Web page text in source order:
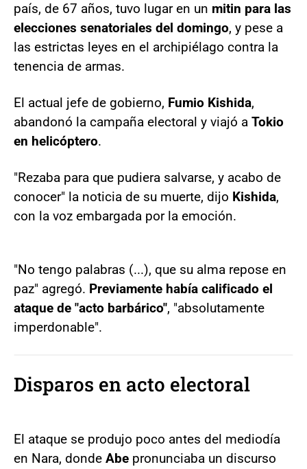
país, de 67 años, tuvo lugar en un mitin para las
elecciones senatoriales del domingo, y pese a
las estrictas leyes en el archipiélago contra la
tenencia de armas.
El actual jefe de gobierno, Fumio Kishida,
abandonó la campaña electoral y viajó a Tokio
en helicóptero.
"Rezaba para que pudiera salvarse, y acabo de
conocer" la noticia de su muerte, dijo Kishida,
con la voz embargada por la emoción.
"No tengo palabras (...), que su alma repose en
paz" agregó. Previamente había calificado el
ataque de "acto barbárico", "absolutamente
imperdonable".
Disparos en acto electoral
El ataque se produjo poco antes del mediodía
en Nara, donde Abe pronunciaba un discurso